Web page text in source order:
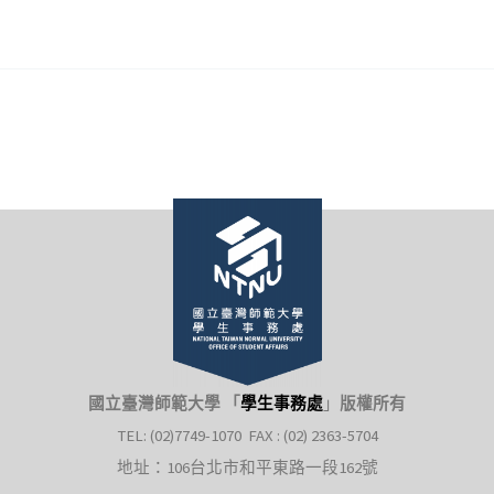
國立臺灣師範大學 「 學生事務處 」 版權所有
TEL: (02)7749-1070 FAX : (02) 2363-5704
地址：106台北市和平東路一段162號